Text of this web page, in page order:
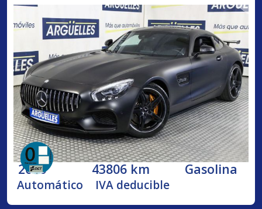
2016 43806 km Gasolina
Automático IVA deducible